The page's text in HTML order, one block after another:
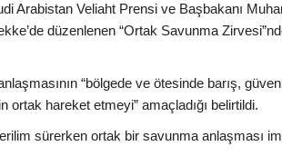
Arabistan Veliaht Prensi ve Başbakanı
düzenlenen “Ortak Savunma
“bölgede ve ötesinde barış,
hareket etmeyi” amaçladığı belirtildi.
sürerken ortak bir savunma anlaşması